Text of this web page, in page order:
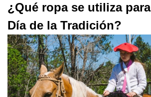
¿Qué ropa se utiliza
Día de la Tradición?